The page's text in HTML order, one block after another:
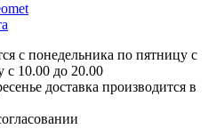
с понедельника по пятницу с
с 10.00 до 20.00
доставка производится в